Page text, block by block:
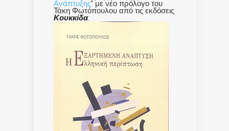
Ανάπτυξης" με νέο πρόλογο του
Τάκη Φωτόπουλου από τις εκδόσεις
Κουκκίδα.